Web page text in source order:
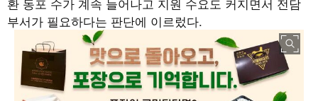
부서가 필요하다는 판단에 이르렀다.